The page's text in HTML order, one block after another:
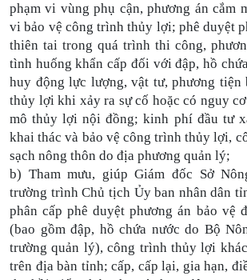
phạm vi vùng phụ cận, phương án cắm
vi bảo vệ công trình thủy lợi; phê duyệt
thiên tai trong quá trình thi công,
tình huống khẩn cấp đối với đập, hồ
huy động lực lượng, vật tư, phương tiện
thủy lợi khi xảy ra sự cố hoặc có nguy
mô thủy lợi nội đồng; kinh phí đầu tư
khai thác và bảo vệ công trình thủy lợi,
sạch nông thôn do địa phương quản lý;
b) Tham mưu, giúp Giám đốc Sở
trường trình Chủ tịch Ủy ban nhân dân
phân cấp phê duyệt phương án bảo vệ
(bao gồm đập, hồ chứa nước do Bộ
trường quản lý), công trình thủy lợi
trên địa bàn tỉnh; cấp, cấp lại, gia hạn,